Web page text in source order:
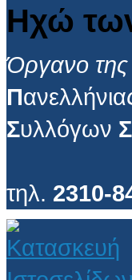
Ηχώ
Όργανο της
Π
Συλλόγων Σ
τηλ. 2310-